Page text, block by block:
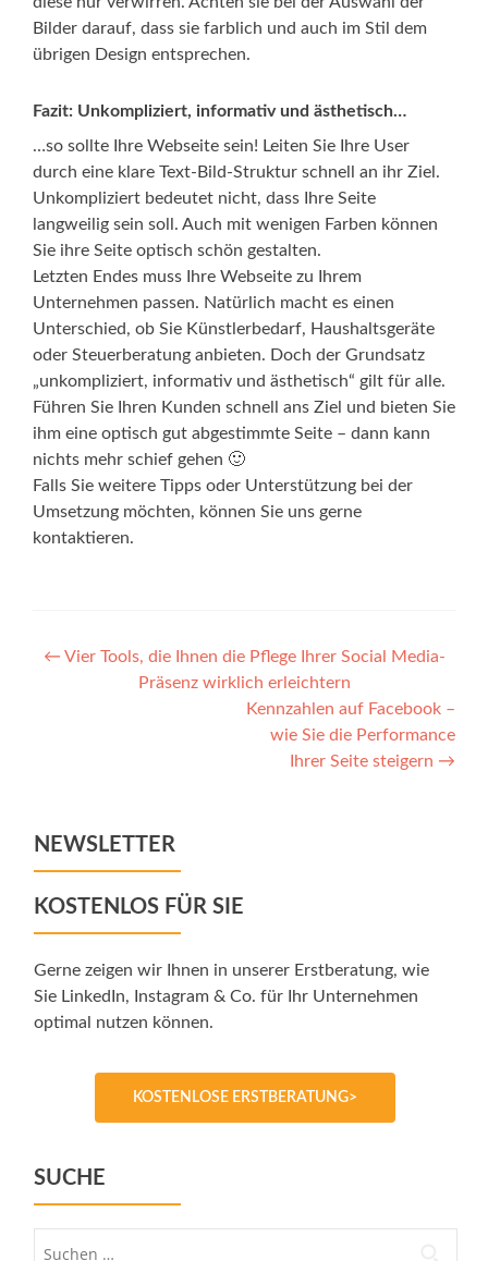
Bilder darauf, dass sie farblich und auch im Stil dem
übrigen Design entsprechen.
Fazit: Unkompliziert, informativ und ästhetisch…
…so sollte Ihre Webseite sein! Leiten Sie Ihre User
durch eine klare Text-Bild-Struktur schnell an ihr Ziel.
Unkompliziert bedeutet nicht, dass Ihre Seite
langweilig sein soll. Auch mit wenigen Farben können
Sie ihre Seite optisch schön gestalten.
Letzten Endes muss Ihre Webseite zu Ihrem
Unternehmen passen. Natürlich macht es einen
Unterschied, ob Sie Künstlerbedarf, Haushaltsgeräte
oder Steuerberatung anbieten. Doch der Grundsatz
„unkompliziert, informativ und ästhetisch“ gilt für alle.
Führen Sie Ihren Kunden schnell ans Ziel und bieten Sie
ihm eine optisch gut abgestimmte Seite – dann kann
nichts mehr schief gehen 🙂
Falls Sie weitere Tipps oder Unterstützung bei der
Umsetzung möchten, können Sie uns gerne
kontaktieren.
Post
navigation
← Vier Tools, die Ihnen die Pflege Ihrer Social Media-
Präsenz wirklich erleichtern
Kennzahlen auf Facebook –
wie Sie die Performance
Ihrer Seite steigern →
NEWSLETTER
KOSTENLOS FÜR SIE
Gerne zeigen wir Ihnen in unserer Erstberatung, wie
Sie LinkedIn, Instagram & Co. für Ihr Unternehmen
optimal nutzen können.
KOSTENLOSE ERSTBERATUNG>
SUCHE